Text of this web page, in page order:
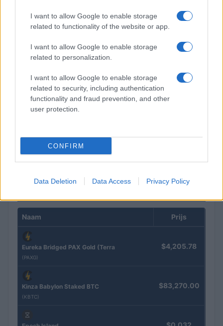
I want to allow Google to enable storage
related to functionality of the website or app.
I want to allow Google to enable storage
related to personalization.
I want to allow Google to enable storage
related to security, including authentication
functionality and fraud prevention, and other
user protection.
CONFIRM
Data Deletion Data Access Privacy Policy
grondstoffen
Sanne De Vries · 5 aug 2026
Naam Prijs
Eureka Bridged PAX Gold (Terra
(PAXG)
$4,205.78
Kinza Babylon Staked BTC
(KBTC)
$83,270.00